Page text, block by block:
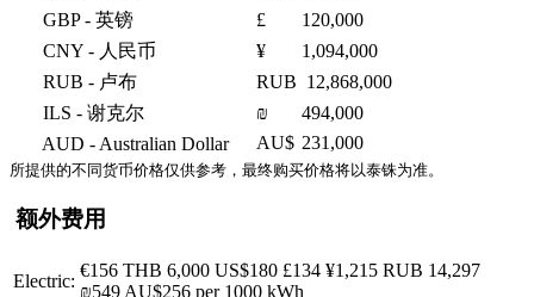
GBP- 英镑 £
120,000
CNY - 人民币 ¥
1,094,000
RUB - 卢布 RUB 12,868,000
ILS - 谢克尔 ₪
494,000
AUD - Australian Dollar AU$ 231,000
所提供的不同货币价格仅供参考，最终购买价格将以泰铢为准。
额外费用
Electric:
€156 THB 6,000 US$180 £134 ¥1,215 RUB 14,297
₪549AU$256 per 1000 kWh